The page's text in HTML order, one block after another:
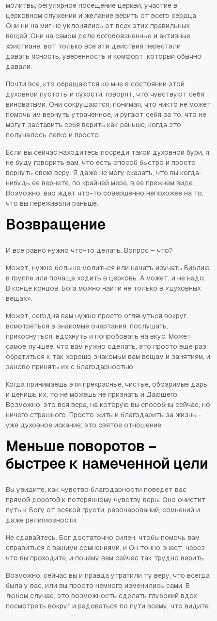
молитвы, регулярное посещение церкви, участие в
церковном служении и желание верить от всего сердца.
Они ни на миг не уклонялись от всех этих правильных
вещей. Они на самом деле богобоязненные и активные
христиане, вот только все эти действия перестали
давать ясность, уверенность и комфорт, который обычно
давали.
Почти все, кто обращаются ко мне в состоянии этой
духовной пустоты и сухости, говорят, что чувствуют себя
виноватыми. Они сокрушаются, понимая, что никто не может
помочь им вернуть утраченное, и ругают себя за то, что не
могут заставить себя верить как раньше, когда это
получалось легко и просто.
Если вы сейчас находитесь посреди такой духовной бури, я
не буду говорить вам, что есть способ быстро и просто
вернуть свою веру. Я даже не могу сказать, что вы когда-
нибудь ее вернете, по крайней мере, в ее прежнем виде.
Возможно, вас ждет что-то совершенно непохожее на то,
что вы переживали раньше.
Возвращение
И все равно нужно что-то делать. Вопрос – что?
Может, нужно больше молиться или начать изучать Библию
в группе или почаще ходить в церковь. А может, и не надо.
В конце концов, Бога можно найти не только в «духовных
вещах».
Может, сегодня вам нужно просто оглянуться вокруг,
всмотреться в знакомые очертания, послушать,
прикоснуться, вдохнуть и попробовать на вкус. Может,
самое лучшее, что вам нужно сделать, это просто еще раз
обратиться к так хорошо знакомым вам вещам и занятиям, и
заново принять их с благодарностью.
Когда принимаешь эти прекрасные, чистые, обозримые дары
и ценишь их, то не можешь не признать и Дающего.
Возможно, это вся вера, на которую вы способны сейчас, но
ничего страшного. Просто жить и благодарить за жизнь -
уже духовное искание; это святое отношение.
Меньше поворотов –
быстрее к намеченной цели
Вы увидите, как чувство благодарности поведет вас
прямой дорогой к потерянному чувству веры. Оно очистит
путь к Богу от всякой грусти, разочарований, сомнений и
даже религиозности.
Не сдавайтесь. Бог достаточно силен, чтобы помочь вам
справиться с вашими сомнениями, и Он точно знает, через
что вы проходите, и почему вам сейчас так трудно верить.
Возможно, сейчас вы и правда утратили ту веру, что всегда
была у вас, или вы просто немного изменились сами. В
любом случае, это возможность сделать глубокий вдох,
посмотреть вокруг и радоваться по пути всему, что видите.